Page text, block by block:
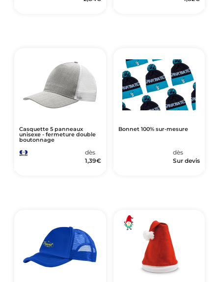
Casquette 5 panneaux
unisexe - fermeture double
boutonnage
dès
1,39€
Bonnet 100% sur-mesure
dès
Sur devis